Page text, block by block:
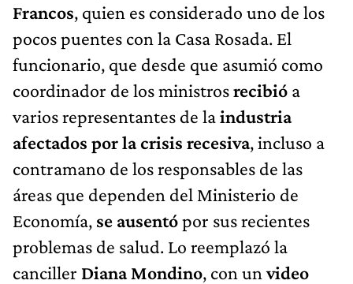
Francos, quien es considerado uno de los
pocos puentes con la Casa Rosada. El
funcionario, que desde que asumió como
coordinador de los ministrosrecibió a
varios representantes de laindustria
afectados por la crisis recesiva, incluso a
contramano de los responsables de las
áreas que dependen del Ministerio de
Economía, se ausentópor sus recientes
problemas de salud. Lo reemplazó la
canciller Diana Mondino, con unvideo